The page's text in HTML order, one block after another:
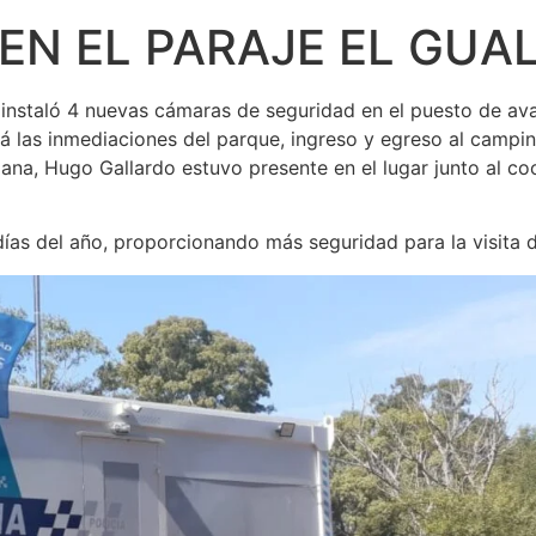
EL PARAJE EL
4 nuevas cámaras de seguridad en el puesto de
inmediaciones del parque, ingreso y egreso al
Hugo Gallardo estuvo presente en el lugar junto al
del año, proporcionando más seguridad para la